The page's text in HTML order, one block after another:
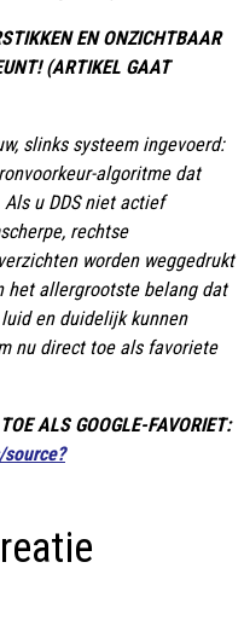
EN ONZICHTBAAR
(ARTIKEL GAAT
slinks systeem ingevoerd:
algoritme dat
u DDS niet actief
rechtse
worden weggedrukt
het allergrootste belang dat
en duidelijk kunnen
nu direct toe als favoriete
ALS GOOGLE-FAVORIET: